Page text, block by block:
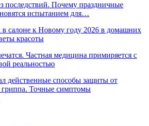
последствий. Почему праздничные
испытанием для…
салоне к Новому году 2026 в домашних
красоты
Частная медицина примиряется с
реальностью
действенные способы защиты от
гриппа. Точные симптомы